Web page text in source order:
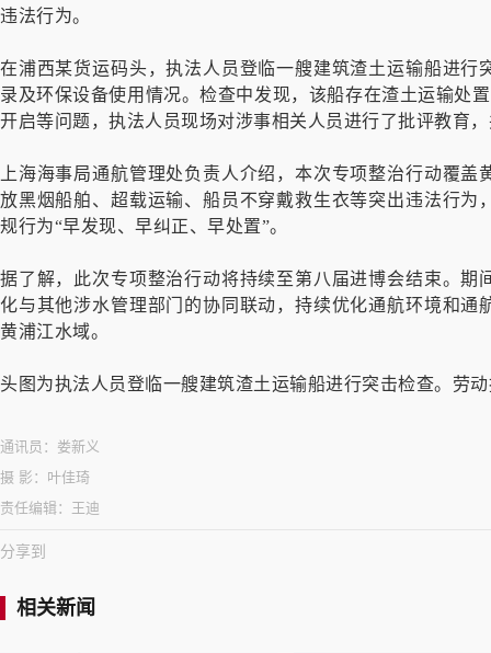
违法行为。
在浦西某货运码头，执法人员登临一艘建筑渣土运输船进
录及环保设备使用情况。检查中发现，该船存在渣土运输处
开启等问题，执法人员现场对涉事相关人员进行了批评教育
上海海事局通航管理处负责人介绍，本次专项整治行动覆
放黑烟船舶、超载运输、船员不穿戴救生衣等突出违法行
规行为“早发现、早纠正、早处置”。
据了解，此次专项整治行动将持续至第八届进博会结束。
化与其他涉水管理部门的协同联动，持续优化通航环境和
黄浦江水域。
头图为执法人员登临一艘建筑渣土运输船进行突击检查。劳
通讯员： 娄新义
摄 影： 叶佳琦
责任编辑： 王迪
分享到
相关新闻